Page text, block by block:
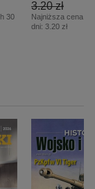
30
3.20 zł
Najniższa cena z
dni: 3.20 zł